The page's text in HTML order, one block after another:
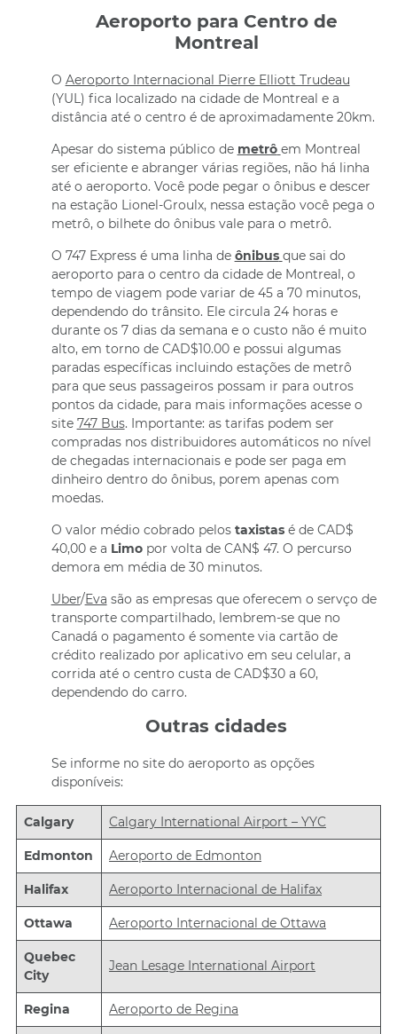
Aeroporto para Centro de
Montreal
O Aeroporto Internacional Pierre Elliott Trudeau
(YUL) fica localizado na cidade de Montreal e a
distância até o centro é de aproximadamente 20km.
Apesar do sistema público de metrô em Montreal
ser eficiente e abranger várias regiões, não há linha
até o aeroporto. Você pode pegar o ônibus e descer
na estação Lionel-Groulx, nessa estação você pega o
metrô, o bilhete do ônibus vale para o metrô.
O 747 Express é uma linha de ônibus que sai do
aeroporto para o centro da cidade de Montreal, o
tempo de viagem pode variar de 45 a 70 minutos,
dependendo do trânsito. Ele circula 24 horas e
durante os 7 dias da semana e o custo não é muito
alto, em torno de CAD$10.00 e possui algumas
paradas específicas incluindo estações de metrô
para que seus passageiros possam ir para outros
pontos da cidade, para mais informações acesse o
site 747 Bus. Importante: as tarifas podem ser
compradas nos distribuidores automáticos no nível
de chegadas internacionais e pode ser paga em
dinheiro dentro do ônibus, porem apenas com
moedas.
O valor médio cobrado pelos taxistasé de CAD$
40,00 e a Limopor volta de CAN$ 47. O percurso
demora em média de 30 minutos.
Uber/Eva são as empresas que oferecem o servço de
transporte compartilhado, lembrem-se que no
Canadá o pagamento é somente via cartão de
crédito realizado por aplicativo em seu celular, a
corrida até o centro custa de CAD$30 a 60,
dependendo do carro.
Outras cidades
Se informe no site do aeroporto as opções
disponíveis:
Calgary Calgary International Airport – YYC
Edmonton Aeroporto de Edmonton
Halifax Aeroporto Internacional de Halifax
Ottawa Aeroporto Internacional de Ottawa
Quebec
City
Jean Lesage International Airport
Regina Aeroporto de Regina